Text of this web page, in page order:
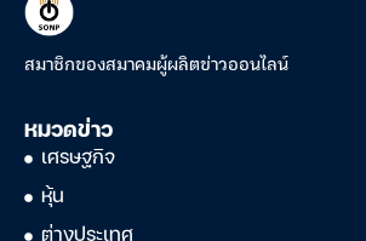
สมาชิกของสมาคมผู้ผลิตข่าวออนไลน์
หมวดข่าว
เศรษฐกิจ
หุ้น
ต่างประเทศ